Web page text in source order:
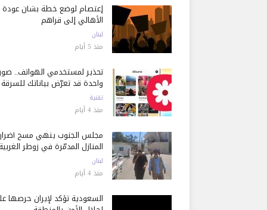
إعتصام لوضع خطة بشأن عودة
الأهالي إلى قراهم
لبنان
منذ 5 أيام
تحذير لمستخدمي الهواتف..
واحدة قد تعرّض بياناتك للسرقة
تقنية
منذ 4 أيام
مجلس الجنوب ينهي مسح أضرار
المنازل المدمّرة في زوطر الغربية
لبنان
منذ 4 أيام
السعودية تؤكد لإيران حرصها